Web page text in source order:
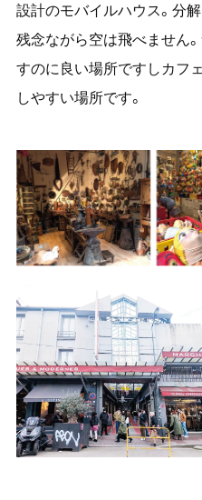
設計のモバイルハウス。分
残念ながら空は飛べません
すのに良い場所ですしカフ
しやすい場所です。